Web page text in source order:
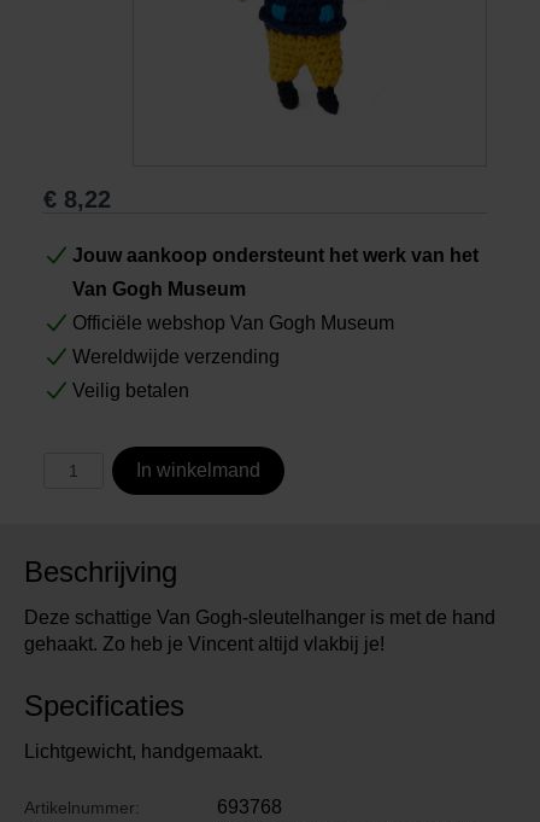
Cadeaus
€ 8,22
Jouw aankoop ondersteunt het werk van het
Van Gogh Museum
Officiële webshop Van Gogh Museum
Wereldwijde verzending
Veilig betalen
In winkelmand
Beschrijving
Deze schattige Van Gogh-sleutelhanger is met de hand
gehaakt. Zo heb je Vincent altijd vlakbij je!
Specificaties
Lichtgewicht, handgemaakt.
Artikelnummer: 693768